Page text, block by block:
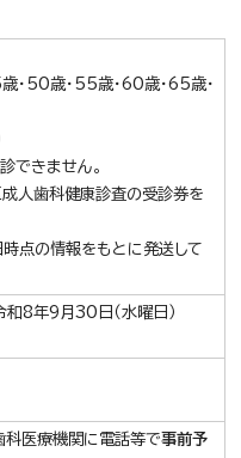
・50歳・55歳・60歳・65歳・
できません。
人歯科健康診査の受診券を
点の情報をもとに発送して
8年9月30日（水曜日）
医療機関に電話等で事前予